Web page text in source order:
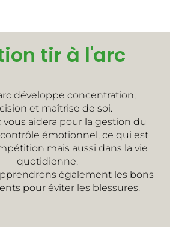
tir à l'arc
développe concentration,
et maîtrise de soi.
vous aidera pour la gestion du
émotionnel, ce qui est
mais aussi dans la vie
quotidienne.
également les bons
pour éviter les blessures.